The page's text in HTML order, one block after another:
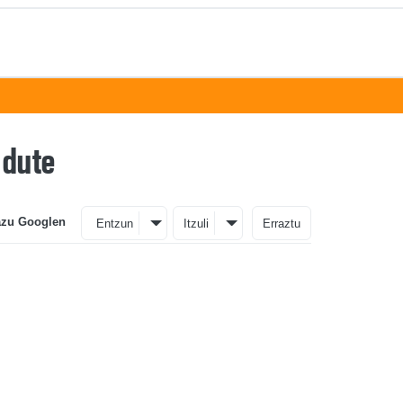
Googlen Entzun Itzuli Erraztu